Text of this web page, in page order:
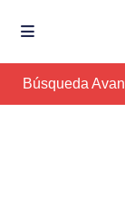
Búsqueda